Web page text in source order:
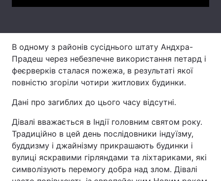
Архів Вакансії
Контакти
Послуги
В одному з районів сусіднього штату Андхра-
Прадеш через небезпечне використання петард і
феєрверків сталася пожежа, в результаті якої
повністю згоріли чотири житлових будинки.
Дані про загиблих до цього часу відсутні.
Дівалі вважається в Індії головним святом року.
Традиційно в цей день послідовники індуїзму,
буддизму і джайнізму прикрашають будинки і
вулиці яскравими гірляндами та ліхтариками, які
символізують перемогу добра над злом. Дівалі